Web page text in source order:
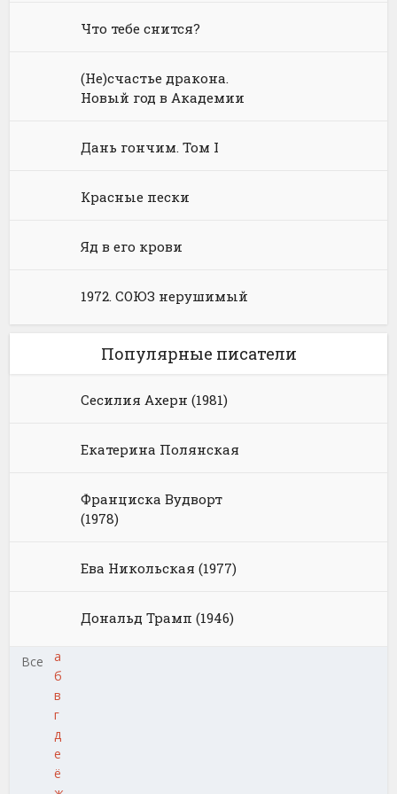
Юмористическая фантастика
Фэнтези про драконов
Юмористическое фэнтези
Что тебе снится?
(Не)счастье дракона.
Новый год в Академии
Дань гончим. Том I
Красные пески
Яд в его крови
1972. СОЮЗ нерушимый
Популярные писатели
Сесилия Ахерн (1981)
Екатерина Полянская
Франциска Вудворт
(1978)
Ева Никольская (1977)
Дональд Трамп (1946)
Все
а
б
в
г
д
е
ё